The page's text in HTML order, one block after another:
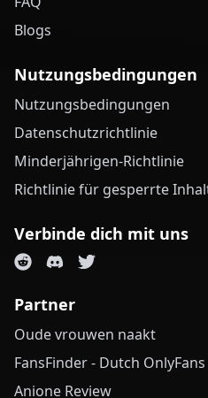
Blogs
Nutzungsbedingungen
Nutzungsbedingungen
Datenschutzrichtlinie
Minderjährigen-Richtlinie
Richtlinie für gesperrte
Verbinde dich mit uns
Partner
Oude vrouwen naakt
FansFinder - Dutch OnlyFans
Anione Review